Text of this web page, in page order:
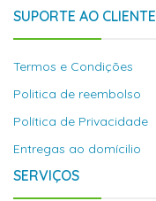
SUPORTE AO CLIENTE
Termos e Condições
Politica de reembolso
Política de Privacidade
Entregas ao domícilio
SERVIÇOS